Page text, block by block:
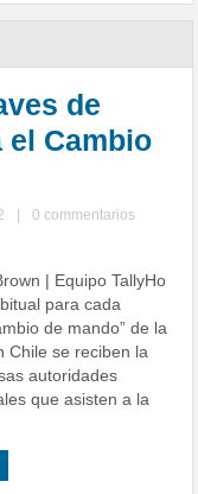
de
el Cambio
0 commentarios
| Equipo TallyHo
para cada
de mando” de la
Chile se reciben la
autoridades
que asisten a la